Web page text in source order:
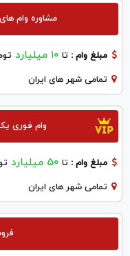
مشاوره وام های
مبلغ وام : تا ۱۰ میلیارد
تمامی شهر های ایران
وام فوری
مبلغ وام : تا 50 میلیارد
تمامی شهر های ایران
فروش